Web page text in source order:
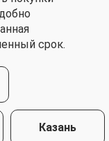
срок.
Казань